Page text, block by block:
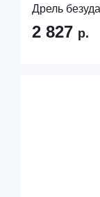
Дрель
2 827 р.